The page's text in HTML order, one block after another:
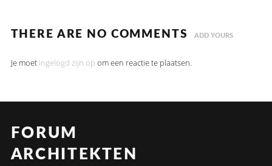
THERE ARE NO COMMENTS ADD YOURS
Je moet ingelogd zijn op om een reactie te plaatsen.
FORUM
ARCHITEKTEN